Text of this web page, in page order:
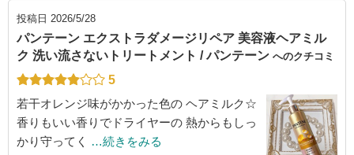
投稿日 2026/5/28
パンテーン エクストラダメージリペア 美容液ヘアミル
ク 洗い流さないトリートメント / パンテーン へのクチコミ
5
若干オレンジ味がかかった色の ヘアミルク☆
香りもいい香りでドライヤーの 熱からもしっ
かり守ってく
…続きをみる